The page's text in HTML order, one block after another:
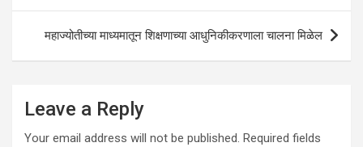
महाज्योतीच्या माध्यमातून शिक्षणाच्या आधुनिकीकरणाला चालना मिळेल
Leave a Reply
Your email address will not be published. Required fields